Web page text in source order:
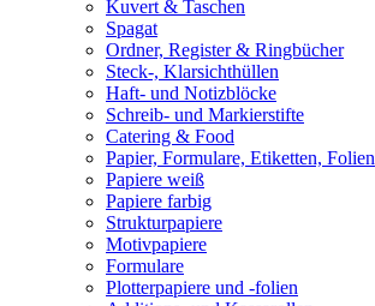
Kuvert & Taschen
Spagat
Ordner, Register & Ringbücher
Steck-, Klarsichthüllen
Haft- und Notizblöcke
Schreib- und Markierstifte
Catering & Food
Papier, Formulare, Etiketten, Folien
Papiere weiß
Papiere farbig
Strukturpapiere
Motivpapiere
Formulare
Plotterpapiere und -folien